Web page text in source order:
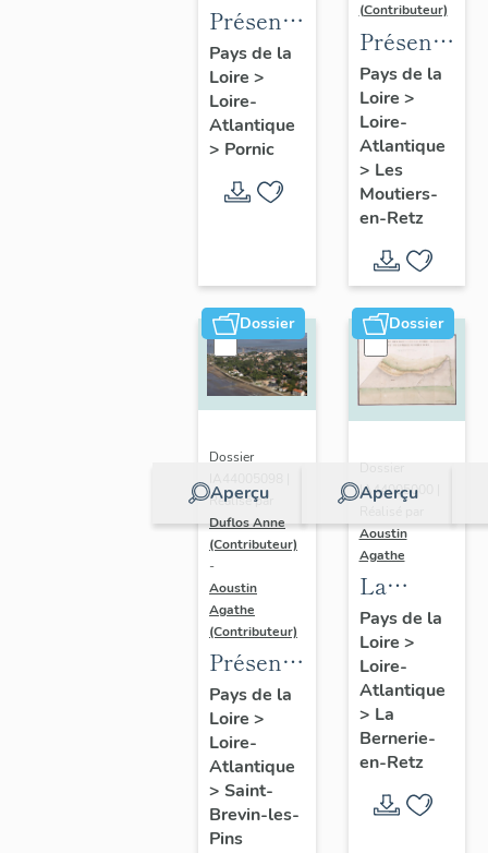
Présentation
de la
commune
de
Pornic
Pays de la
Loire >
Loire-
Atlantique
> Pornic
(Contributeur)
de la
commune
des
Moutiers-
en-Retz
Pays de la
Loire >
Loire-
Atlantique
> Les
Moutiers-
en-Retz
Dossier
Aperçu
Dossier
Réalisé par
Duflos Anne
(Contributeur)
-
Aoustin
Agathe
(Contributeur)
Présentation
de la
commune
de Saint-
Brevin-
les-Pins
Pays de la
Loire >
Loire-
Atlantique
> Saint-
Brevin-les-
Pins
Dossier
Aperçu
Dossier
IA44005000 |
Aoustin
Agathe
La
Bernerie-
en-Retz :
de la
commune
Pays de la
Loire >
Loire-
Atlantique
> La
Bernerie-
en-Retz